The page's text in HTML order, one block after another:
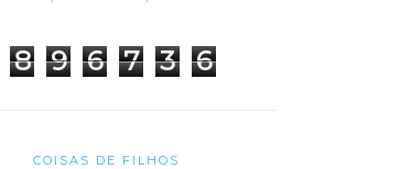
8 9 6 7 3 6
COISAS DE FILHOS